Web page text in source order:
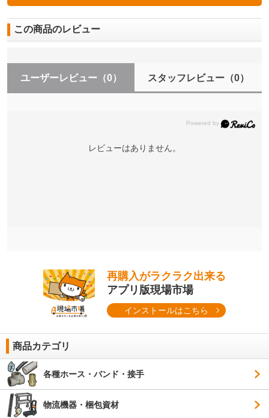
この商品のレビュー
ユーザーレビュー （0） スタッフレビュー（0）
レビューはありません。
再購入がラクラク出来る
アプリ版現場市場
インストールはこちら
商品カテゴリ
各種ホース・バンド・接手
物流機器・梱包資材